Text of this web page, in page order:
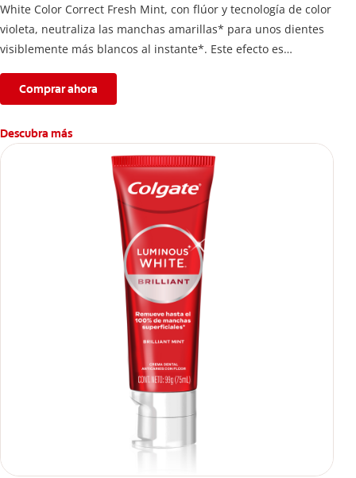
White Color Correct Fresh Mint, con flúor y tecnología de color
violeta, neutraliza las manchas amarillas* para unos dientes
visiblemente más blancos al instante*. Este efecto es
protege el esmalte dental.
*El efecto es temporal.
Comprar ahora
Descubra más